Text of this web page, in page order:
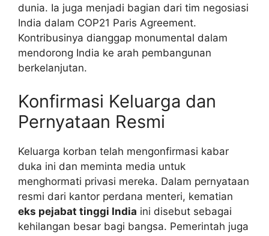
dunia. Ia juga menjadi bagian dari tim negosiasi
India dalam COP21 Paris Agreement.
Kontribusinya dianggap monumental dalam
mendorong India ke arah pembangunan
berkelanjutan.
Konfirmasi Keluarga dan
Pernyataan Resmi
Keluarga korban telah mengonfirmasi kabar
duka ini dan meminta media untuk
menghormati privasi mereka. Dalam pernyataan
resmi dari kantor perdana menteri, kematian
eks pejabat tinggi India ini disebut sebagai
kehilangan besar bagi bangsa. Pemerintah juga